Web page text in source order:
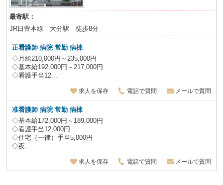
最寄駅：
JR日豊本線 大分駅 徒歩8分
正看護師 病院 常勤 病棟
◇月給210,000円～235,000円
◇基本給192,000円～217,000円
◇看護手当12...
求人を保存 電話で質問 メールで質問
准看護師 病院 常勤 病棟
◇基本給172,000円～189,000円
◇看護手当12,000円
◇住宅（一律）手当5,000円
◇夜...
求人を保存 電話で質問 メールで質問